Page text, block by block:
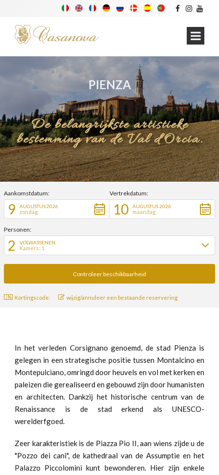
PIENZA
De belangrijkste artistieke
bestemming van de Val d'Orcia.
Aankomstdatum:
9 AUGUSTUS 2026
zondag
Vertrekdatum:
10 AUGUSTUS 2026
maandag
Personen:
2 VOLWASSENEN:
Kamers: 1
Kortingscode: wijzig/annuleer een bestaande reservering
In het verleden Corsignano genoemd, de stad Pienza is
gelegen in een strategische positie tussen Montalcino en
Montepulciano, omringd door heuvels en vol met kerken en
paleizen die gerealiseerd en gebouwd zijn door humanisten
en architecten. Dankzij het historische centrum van de
Renaissance is de stad erkend als UNESCO-
werelderfgoed.
Zeer karakteristiek is de Piazza Pio II, aan wiens zijde u de
"Pozzo dei cani", de kathedraal van de Assumptie en het
Palazzo Piccolomini kunt bewonderen. Hier zijn enkele